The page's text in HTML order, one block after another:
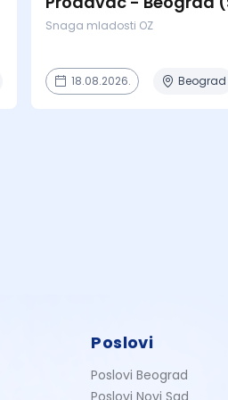
Snaga mladosti OZ
18.08.2026. Beograd
Poslovi
Poslovi Beograd
Poslovi Novi Sad